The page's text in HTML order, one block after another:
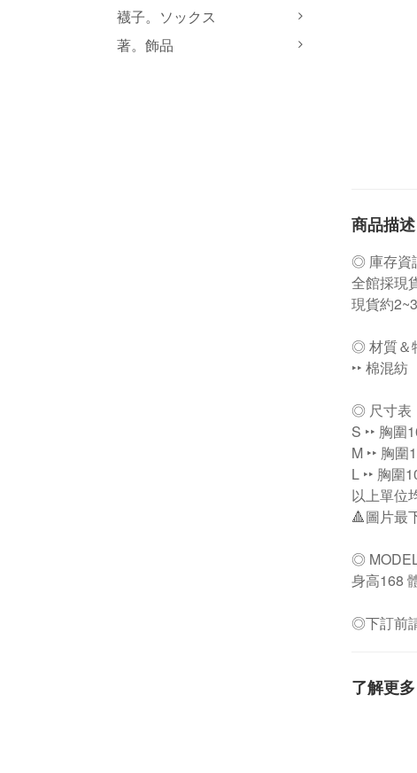
襪子。ソックス
著。飾品
商品描述
◎ 庫存資
全館採現
現貨約
◎ 材質＆
‣‣ 棉混紡
◎ 尺寸表
S ‣‣ 胸圍
M ‣‣ 胸
L ‣‣ 胸圍
以上單位
🔺圖片最
◎
身高168
◎下訂前
了解更多